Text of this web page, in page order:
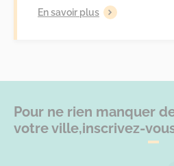
En savoir plus
Pour ne rien manquer
votre ville,inscrivez-